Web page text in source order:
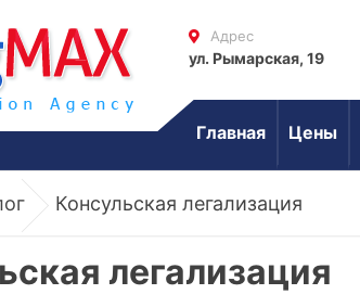
Адрес
ул. Рымарская, 19
Главная Цены
Консульская легализация
легализация